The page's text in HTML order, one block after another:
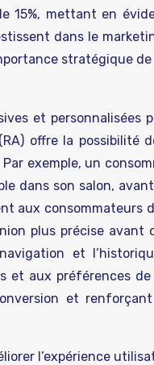
15%, mettant en
dans le
stratégique
et personnalisées
offre la possibilité
exemple, un
dans son salon,
aux consommateurs
plus précise avant
et
et aux préférences
et
l’expérience